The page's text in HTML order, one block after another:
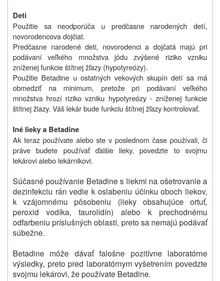
Deti
Použitie sa neodporúča u predčasne narodených detí,
novorodencova dojčiat.
Predčasne narodené deti, novorodenci a dojčatá majú pri
podávaní veľkého množstva jódu zvýšené riziko vzniku
zníženej funkcie štítnej žľazy (hypotyreózy).
Použitie Betadine u ostatných vekových skupín detí sa má
obmedziť na minimum, pretože pri podávaní veľkého
množstva hrozí riziko vzniku hypotyreózy - zníženej funkcie
štítnej žlazy. Váš lekár bude funkciu štítnej žľazy kontrolovať.
Iné lieky a Betadine
Ak teraz používate alebo ste v poslednom čase používali, či
práve budete používať ďalšie lieky, povedzte to svojmu
lekárovi alebo lekárnikovi.
Súčasné používanie Betadine s liekmi na ošetrovanie a
dezinfekciu rán vedie k oslabeniu účinku oboch liekov,
k vzájomnému pôsobeniu (lieky obsahujúce ortuť,
peroxid vodíka, taurolidín) alebo k prechodnému
odfarbeniu príslušných oblastí, preto sa nemajú podávať
súbežne.
Betadine môže dávať falošne pozitívne laboratórne
výsledky, preto pred laboratórnym vyšetrením povedzte
svojmu lekárovi, že používate Betadine.